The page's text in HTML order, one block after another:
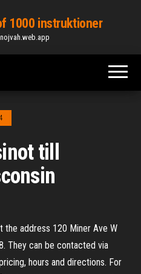
1000 instruktioner
till
address 120 Miner Ave W
They can be contacted via
hours and directions. For